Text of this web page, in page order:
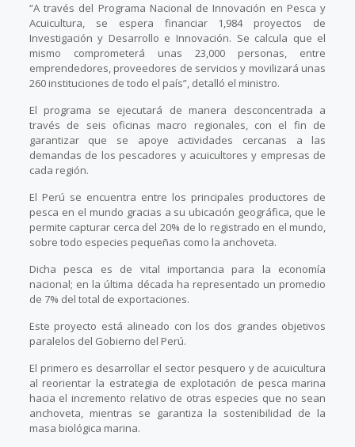
“A través del Programa Nacional de Innovación en Pesca y
Acuicultura, se espera financiar 1,984 proyectos de
Investigación y Desarrollo e Innovación. Se calcula que el
mismo comprometerá unas 23,000 personas, entre
emprendedores, proveedores de servicios y movilizará unas
260 instituciones de todo el país”, detalló el ministro.
El programa se ejecutará de manera desconcentrada a
través de seis oficinas macro regionales, con el fin de
garantizar que se apoye actividades cercanas a las
demandas de los pescadores y acuicultores y empresas de
cada región.
El Perú se encuentra entre los principales productores de
pesca en el mundo gracias a su ubicación geográfica, que le
permite capturar cerca del 20% de lo registrado en el mundo,
sobre todo especies pequeñas como la anchoveta.
Dicha pesca es de vital importancia para la economía
nacional; en la última década ha representado un promedio
de 7% del total de exportaciones.
Este proyecto está alineado con los dos grandes objetivos
paralelos del Gobierno del Perú.
El primero es desarrollar el sector pesquero y de acuicultura
al reorientar la estrategia de explotación de pesca marina
hacia el incremento relativo de otras especies que no sean
anchoveta, mientras se garantiza la sostenibilidad de la
masa biológica marina.